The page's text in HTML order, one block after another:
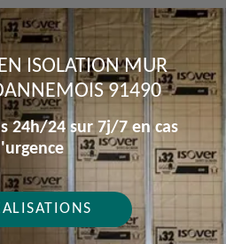
ISOLATION MUR
91490
24h/24 sur 7j/7 en cas